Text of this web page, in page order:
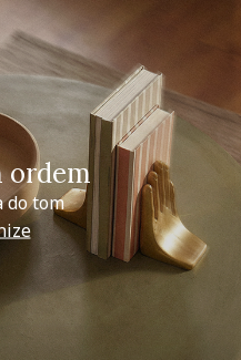
ordem
do tom